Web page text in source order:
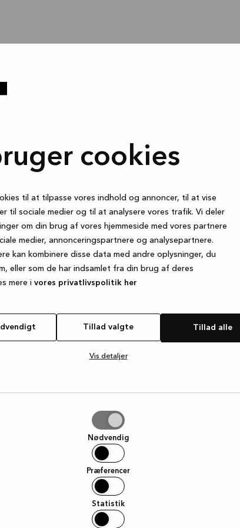
cookies
til at tilpasse vores indhold og annoncer, til at vise
til sociale medier og til at analysere vores trafik. Vi deler
om din brug af vores hjemmeside med vores partnere
medier, annonceringspartnere og analysepartnere.
kan kombinere disse data med andre oplysninger, du
eller som de har indsamlet fra din brug af deres
mere i vores privatlivspolitik her
Tillad valgte Tillad alle
Vis detaljer
Nødvendig
Præferencer
Statistik
has occurred (see the